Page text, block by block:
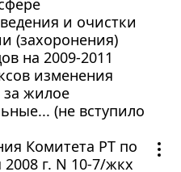
и очистки
(захоронения)
на 2009-2011
изменения
за жилое
(не вступило
Комитета РТ по
г. N 10-7/жкх